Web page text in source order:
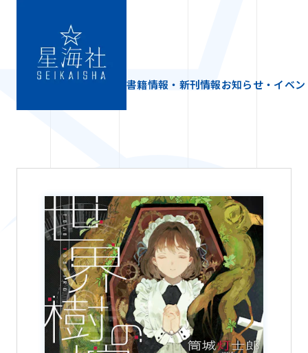
書籍情報・新刊情報お知らせ・イベン